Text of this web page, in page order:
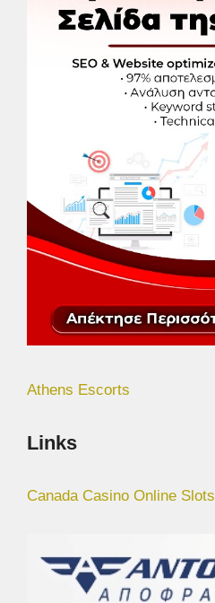
Athens Escorts
Links
Canada Casino Online Slots